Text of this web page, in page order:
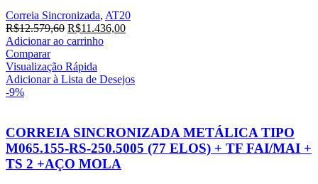
Correia Sincronizada, AT20
R$12.579,60 O
preço
era:
R$12.579,60.
R$11.436,00O
R$11.436,00.
Adicionar ao carrinho
Comparar
Visualização Rápida
Adicionar à Lista de Desejos
-9%
CORREIA SINCRONIZADA METÁLICA TIPO
M065.155-RS-250.5005 (77 ELOS) + TF FAI/MAI +
TS 2 +AÇO MOLA